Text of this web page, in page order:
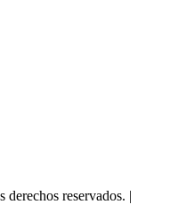
reservados. |